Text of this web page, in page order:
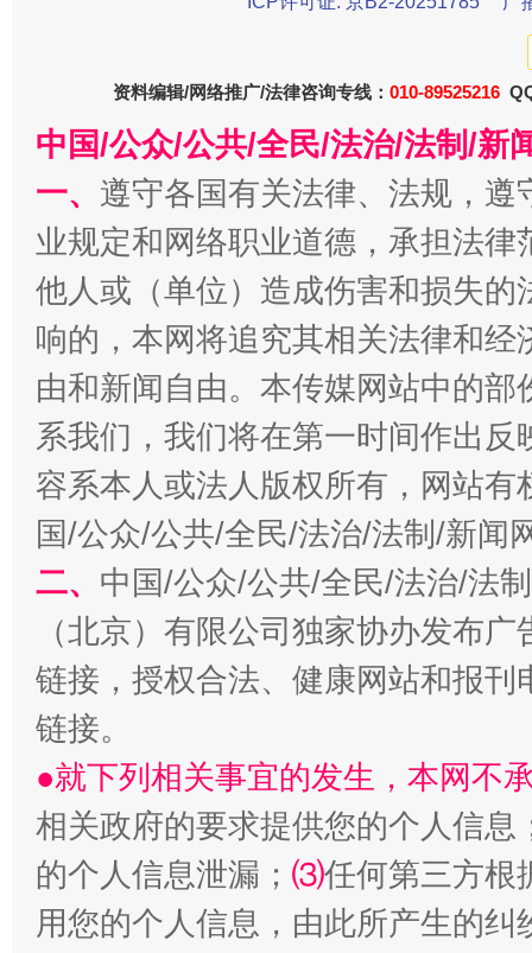
习近平的博鳌关键词
“刷贴”乱象丛生
生
揭批美国五大"原罪" "炒
资料编辑/网络推广/法律咨询专线： 010-89525216
中国/公众/公共/全民/法治/法制/新
一、 遵守各国有关法律、法规，
业规定和网络职业道德，承担法
他人或（单位）造成伤害和损失
响的，本网将追究其相关法律和
由和新闻自由。本传媒网站中的
系我们，我们将在第一时间作出
容系本人或法人版权所有，网站
国/公众/公共/全民/法治/法制/新闻
二、 中国/公众/公共/全民/法治/法
（北京）有限公司独家协办发布
链接，授权合法、健康网站和报
链接。
●就下列相关事宜的发生，本网不
相关政府的要求提供您的个人信息
的个人信息泄漏； ⑶任何第三方根
用您的个人信息，由此所产生的纠